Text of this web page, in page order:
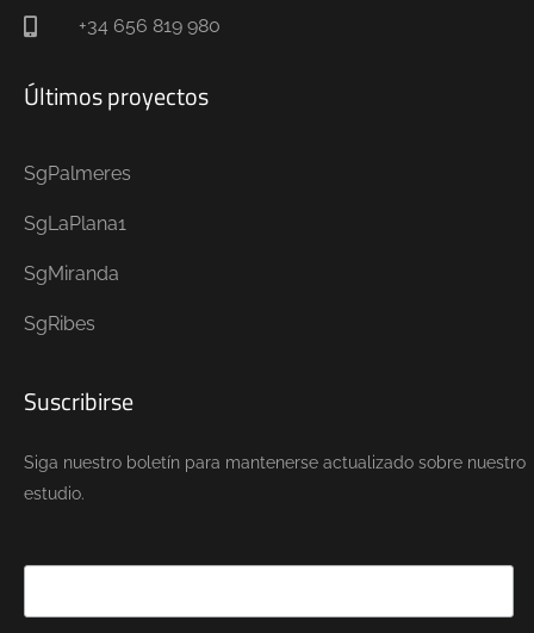
+34 656 819 980
Últimos proyectos
SgPalmeres
SgLaPlana1
SgMiranda
SgRibes
Suscribirse
Siga nuestro boletín para mantenerse actualizado sobre nuestro
estudio.